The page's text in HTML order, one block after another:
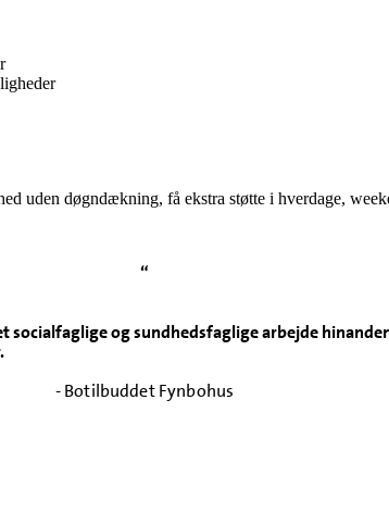
uden døgndækning, få ekstra støtte i hverdage,
“
socialfaglige og sundhedsfaglige arbejde
- Botilbuddet Fynbohus